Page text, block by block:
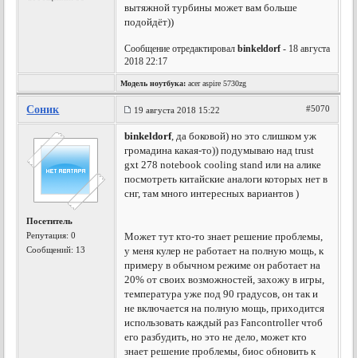
вытяжной турбины может вам больше
подойдёт))
Сообщение отредактировалbinkeldorf - 18 августа
2018 22:17
Модель ноутбука: acer aspire 5730zg
Соник 19 августа 2018 15:22 #5070
Посетитель
Репутация:0
Сообщений: 13
binkeldorf, да боковой) но это слишком уж
громадина какая-то)) подумываю над trust
gxt 278 notebook cooling stand или на алике
посмотреть китайские аналоги которых нет в
снг, там много интересных вариантов )
Может тут кто-то знает решение проблемы,
у меня кулер не работает на полную мощь, к
примеру в обычном режиме он работает на
20% от своих возможностей, захожу в игры,
температура уже под 90 градусов, он так и
не включается на полную мощь, приходится
использовать каждый раз Fancontroller чтоб
его разбудить, но это не дело, может кто
знает решение проблемы, биос обновить к